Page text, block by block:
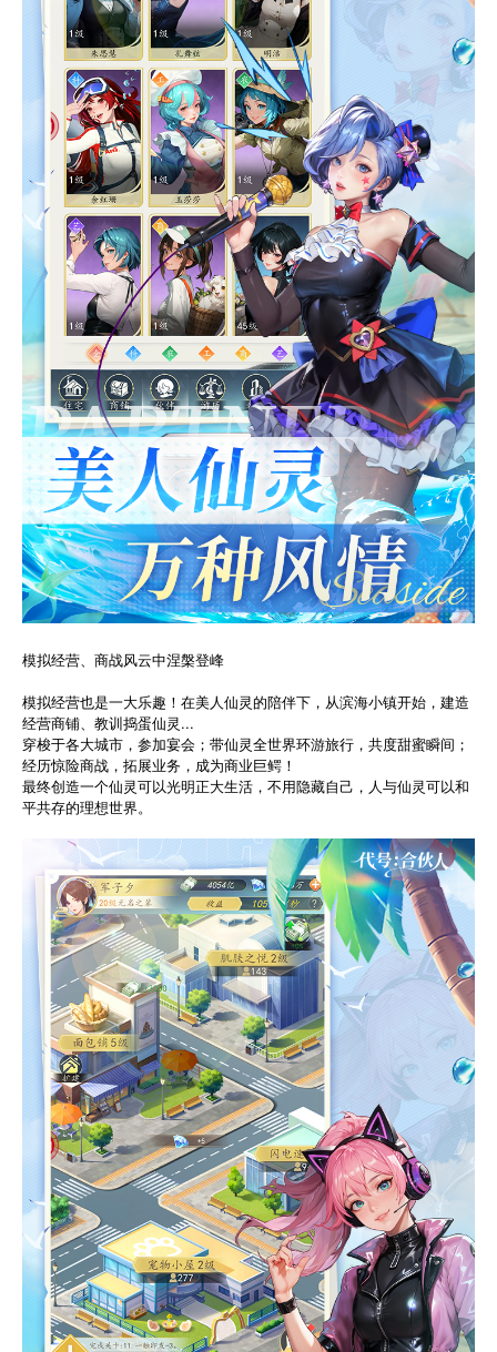
模拟经营、商战风云中涅槃登峰
模拟经营也是一大乐趣！在美人仙灵的陪伴下，从滨海小镇开始，建造
经营商铺、教训捣蛋仙灵...
穿梭于各大城市，参加宴会；带仙灵全世界环游旅行，共度甜蜜瞬间；
经历惊险商战，拓展业务，成为商业巨鳄！
最终创造一个仙灵可以光明正大生活，不用隐藏自己，人与仙灵可以和
平共存的理想世界。